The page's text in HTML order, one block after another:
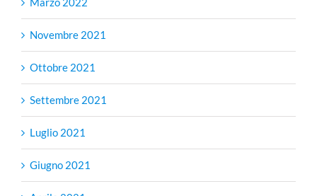
Novembre 2021
Ottobre 2021
Settembre 2021
Luglio 2021
Giugno 2021